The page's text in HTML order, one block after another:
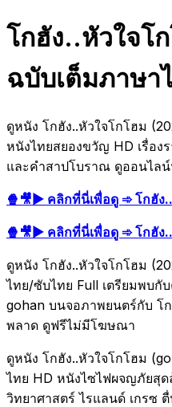
โกฮัง..หัวใจโ
ฉบับเต็มภาษา
ดูหนัง โกฮัง..หัวใจโกโฮม
หนังไทยสยองขวัญ HD เรื่อง
และคำสาปโบราณ ดูออนไล
🍿🎥▶ คลิกที่นี่เพื่อดู ➾ โกฮัง
🍿🎥▶ คลิกที่นี่เพื่อดู ➾ โกฮัง
ดูหนัง โกฮัง..หัวใจโกโฮม
ไทย/ซับไทย Full เตรียมพบกั
gohan บนจอภาพยนตร์กับ โ
พลาด ดูฟรีไม่มีโฆษณา
ดูหนัง โกฮัง..หัวใจโกโฮม
ไทย HD หนังไซไฟผจญภัยสุด
วิทยาศาสตร์ ไรแลนด์ เกรซ